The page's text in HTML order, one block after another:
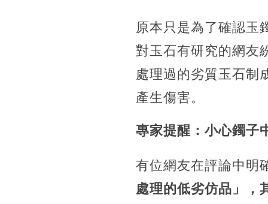
原本只是為了確認玉
對玉石有研究的網友
處理過的劣質玉石制
產生傷害。
專家提醒：小心鐲子
有位網友在評論中明
處理的低劣仿品」，